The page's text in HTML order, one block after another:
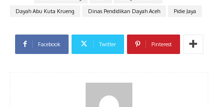
Dayah Abu Kuta Krueng
Dinas Pendidikan Dayah Aceh Pidie Jaya
Facebook Twitter Pinterest